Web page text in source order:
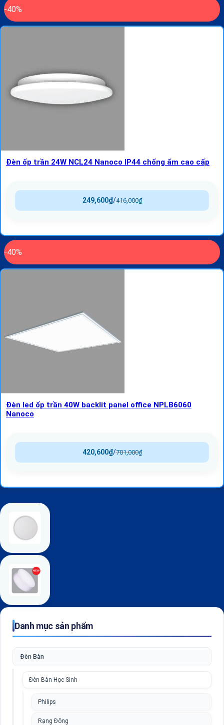
-40%
Đèn ốp trần 24W NCL24 Nanoco IP44 chống ẩm cao cấp
416,000₫
/
249,600₫
-40%
Đèn led ốp trần 40W backlit panel office NPLB6060
Nanoco
701,000₫
/
420,600₫
Danh mục sản phẩm
Đèn Bàn
Đèn Bàn Học Sinh
Philips
Rạng Đông